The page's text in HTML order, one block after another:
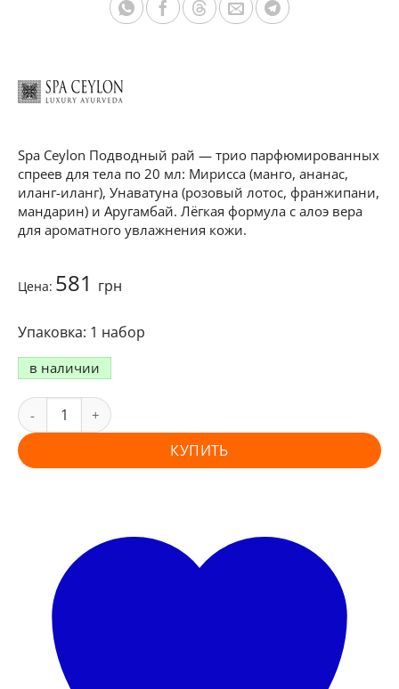
Spa Ceylon Подводный рай — трио парфюмированных
спреев для тела по 20 мл: Мирисса (манго, ананас,
иланг-иланг), Унаватуна (розовый лотос, франжипани,
мандарин) и Аругамбай. Лёгкая формула с алоэ вера
для ароматного увлажнения кожи.
Цена: 581 грн
1 набор
в наличии
КУПИТЬ